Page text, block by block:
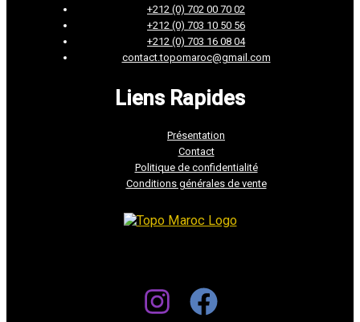
+212 (0) 702 00 70 02
+212 (0) 703 10 50 56
+212 (0) 703 16 08 04
contact.topomaroc@gmail.com
Liens Rapides
Présentation
Contact
Politique de confidentialité
Conditions générales de vente